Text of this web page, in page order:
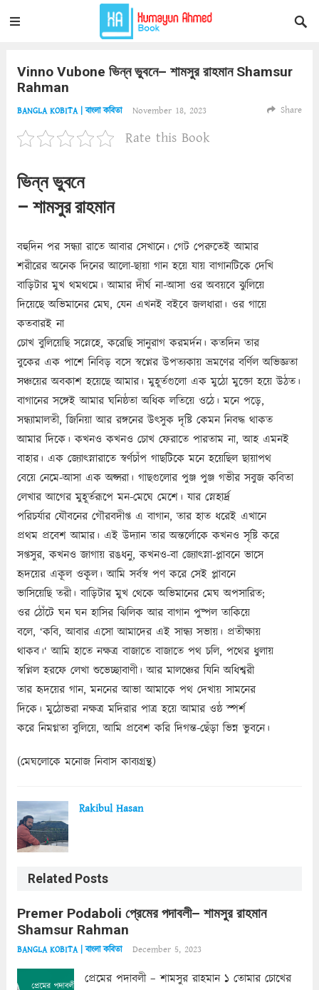
Vinno Vubone ভিন্ন ভুবনে– শামসুর রাহমান Shamsur
Rahman
BANGLA KOBITA | বাংলা কবিতা November 18, 2023 Share
Rate this Book
ভিন্ন ভুবনে
– শামসুর রাহমান
বহুদিন পর সন্ধ্যা রাতে আবার সেখানে। গেট পেরুতেই আমার
শরীরের অনেক দিনের আলো-ছায়া গান হয়ে যায় বাগানটিকে দেখি
বাড়িটার মুখ থমথমে। আমার দীর্ঘ না-আসা ওর অবয়বে ঝুলিয়ে
দিয়েছে অভিমানের মেঘ, যেন এখনই বইবে জলধারা। ওর গায়ে
কতবারই না
চোখ বুলিয়েছি সস্নেহে, করেছি সানুরাগ করমর্দন। কতদিন তার
বুকের এক পাশে নিবিড় বসে স্বপ্নের উপত্যকায় ভ্রমণের বর্ণিল অভিজ্ঞতা
সঞ্চয়ের অবকাশ হয়েছে আমার। মুহূর্তগুলো এক মুঠো মুক্তো হয়ে উঠত।
বাগানের সঙ্গেই আমার ঘনিষ্ঠতা অধিক লতিয়ে ওঠে। মনে পড়ে,
সন্ধ্যামালতী, জিনিয়া আর রঙ্গনের উৎসুক দৃষ্টি কেমন নিবদ্ধ থাকত
আমার দিকে। কখনও কখনও চোখ ফেরাতে পারতাম না, আহ এমনই
বাহার। এক জ্যোৎস্নারাতে স্বর্ণচাঁপ গাছটিকে মনে হয়েছিল ছায়াপথ
বেয়ে নেমে-আসা এক অপ্সরা। গাছগুলোর পুঞ্জ পুঞ্জ গভীর সবুজ কবিতা
লেখার আগের মুহূর্তরূপে মন-মেঘে মেশে। যার স্নেহার্দ্র
পরিচর্যার যৌবনের গৌরবদীপ্ত এ বাগান, তার হাত ধরেই এখানে
প্রথম প্রবেশ আমার। এই উদ্যান তার অন্তর্লোকে কখনও সৃষ্টি করে
সপ্তসুর, কখনও জাগায় রঙধনু, কখনও-বা জ্যোৎস্না-প্লাবনে ভাসে
হৃদয়ের একূল ওকূল। আমি সর্বস্ব পণ করে সেই প্লাবনে
ভাসিয়েছি তরী। বাড়িটার মুখ থেকে অভিমানের মেঘ অপসারিত;
ওর ঠোঁটে ঘন ঘন হাসির ঝিলিক আর বাগান পুষ্পল তাকিয়ে
বলে, ‘কবি, আবার এসো আমাদের এই সান্ধ্য সভায়। প্রতীক্ষায়
থাকব।‘ আমি হাতে নক্ষত্র বাজাতে বাজাতে পথ চলি, পথের ধুলায়
স্বপ্নিল হরফে লেখা শুভেচ্ছাবাণী। আর মালঞ্চের যিনি অধিশ্বরী
তার হৃদয়ের গান, মননের আভা আমাকে পথ দেখায় সামনের
দিকে। মুঠোভরা নক্ষত্র মদিরার পাত্র হয়ে আমার ওষ্ঠ স্পর্শ
করে নিমগ্নতা বুলিয়ে, আমি প্রবেশ করি দিগন্ত-ছেঁড়া ভিন্ন ভুবনে।
(মেঘলোকে মনোজ নিবাস কাব্যগ্রন্থ)
Rakibul Hasan
Related Posts
Premer Podaboli প্রেমের পদাবলী– শামসুর রাহমান
Shamsur Rahman
BANGLA KOBITA | বাংলা কবিতা December 5, 2023
প্রেমের পদাবলী – শামসুর রাহমান ১ তোমার চোখের